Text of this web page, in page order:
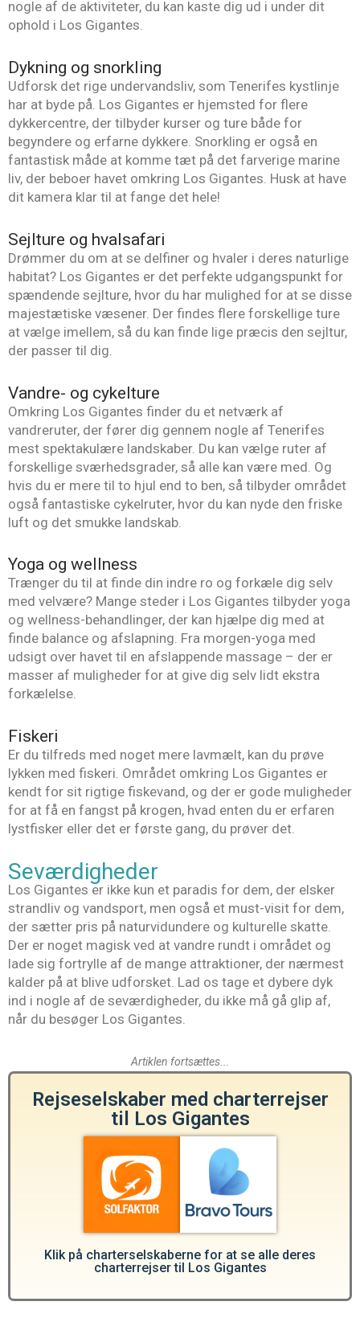
nogle af de aktiviteter, du kan kaste dig ud i under dit
ophold i Los Gigantes.
Dykning og snorkling
Udforsk det rige undervandsliv, som Tenerifes kystlinje
har at byde på. Los Gigantes er hjemsted for flere
dykkercentre, der tilbyder kurser og ture både for
begyndere og erfarne dykkere. Snorkling er også en
fantastisk måde at komme tæt på det farverige marine
liv, der beboer havet omkring Los Gigantes. Husk at have
dit kamera klar til at fange det hele!
Sejlture og hvalsafari
Drømmer du om at se delfiner og hvaler i deres naturlige
habitat? Los Gigantes er det perfekte udgangspunkt for
spændende sejlture, hvor du har mulighed for at se disse
majestætiske væsener. Der findes flere forskellige ture
at vælge imellem, så du kan finde lige præcis den sejltur,
der passer til dig.
Vandre- og cykelture
Omkring Los Gigantes finder du et netværk af
vandreruter, der fører dig gennem nogle af Tenerifes
mest spektakulære landskaber. Du kan vælge ruter af
forskellige sværhedsgrader, så alle kan være med. Og
hvis du er mere til to hjul end to ben, så tilbyder området
også fantastiske cykelruter, hvor du kan nyde den friske
luft og det smukke landskab.
Yoga og wellness
Trænger du til at finde din indre ro og forkæle dig selv
med velvære? Mange steder i Los Gigantes tilbyder yoga
og wellness-behandlinger, der kan hjælpe dig med at
finde balance og afslapning. Fra morgen-yoga med
udsigt over havet til en afslappende massage – der er
masser af muligheder for at give dig selv lidt ekstra
forkælelse.
Fiskeri
Er du tilfreds med noget mere lavmælt, kan du prøve
lykken med fiskeri. Området omkring Los Gigantes er
kendt for sit rigtige fiskevand, og der er gode muligheder
for at få en fangst på krogen, hvad enten du er erfaren
lystfisker eller det er første gang, du prøver det.
Seværdigheder
Los Gigantes er ikke kun et paradis for dem, der elsker
strandliv og vandsport, men også et must-visit for dem,
der sætter pris på naturvidundere og kulturelle skatte.
Der er noget magisk ved at vandre rundt i området og
lade sig fortrylle af de mange attraktioner, der nærmest
kalder på at blive udforsket. Lad os tage et dybere dyk
ind i nogle af de seværdigheder, du ikke må gå glip af,
når du besøger Los Gigantes.
Artiklen fortsættes...
Rejseselskaber med charterrejser
til Los Gigantes
Klik på charterselskaberne for at se alle deres
charterrejser til Los Gigantes